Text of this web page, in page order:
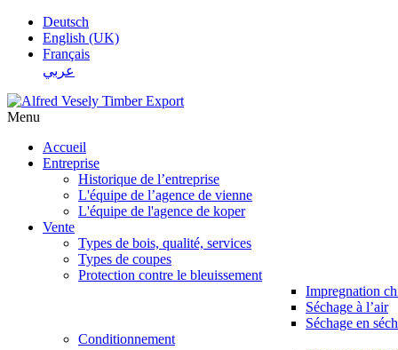
Deutsch
English (UK)
Français
عربي
Menu
Accueil
Entreprise
Historique de l’entreprise
L'équipe de l’agence de vienne
L'équipe de l'agence de koper
Vente
Types de bois, qualité, services
Types de coupes
Protection contre le bleuissement
Impregnation
Séchage à l’air
Séchage en
Conditionnement